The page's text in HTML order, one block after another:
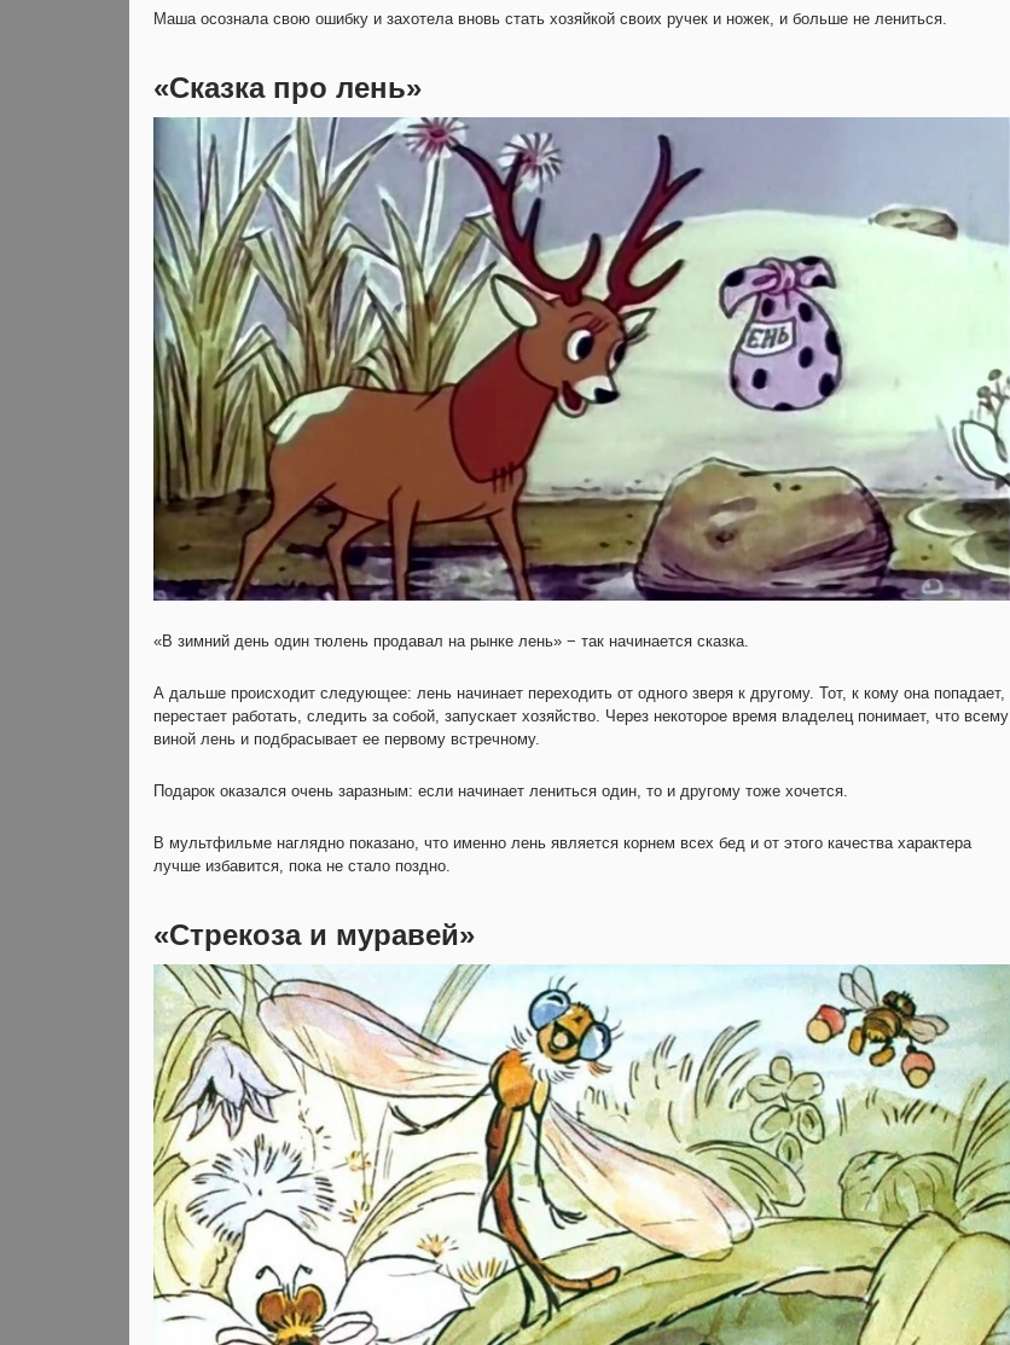
Маша осознала свою ошибку и захотела вновь стать хозяйкой своих ручек и ножек, и больше не лениться.
«Сказка про лень»
«В зимний день один тюлень продавал на рынке лень» − так начинается сказка.
А дальше происходит следующее: лень начинает переходить от одного зверя к другому. Тот, к кому она попадает,
перестает работать, следить за собой, запускает хозяйство. Через некоторое время владелец понимает, что всему
виной лень и подбрасывает ее первому встречному.
Подарок оказался очень заразным: если начинает лениться один, то и другому тоже хочется.
В мультфильме наглядно показано, что именно лень является корнем всех бед и от этого качества характера
лучше избавится, пока не стало поздно.
«Стрекоза и муравей»